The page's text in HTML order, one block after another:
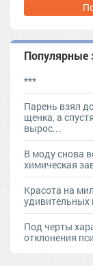
Популярные
***
Парень взял
щенка, а
вырос...
В моду снова
химическая
Красота на
удивительных
Под черты
отклонения